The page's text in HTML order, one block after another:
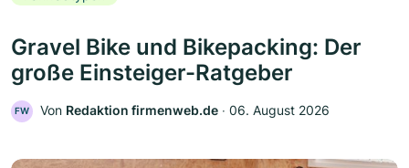
Gravel Bike und Bikepacking: Der
große Einsteiger-Ratgeber
FW Von Redaktion firmenweb.de ‧ 06. August 2026